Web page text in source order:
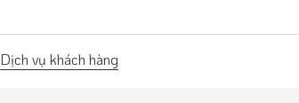
Dịch vụ khách hàng